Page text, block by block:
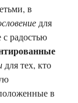
в
для
радостью
для тех, кто
в